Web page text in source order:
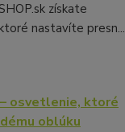
získate
nastavíte presn...
osvetlenie, ktoré
oblúku